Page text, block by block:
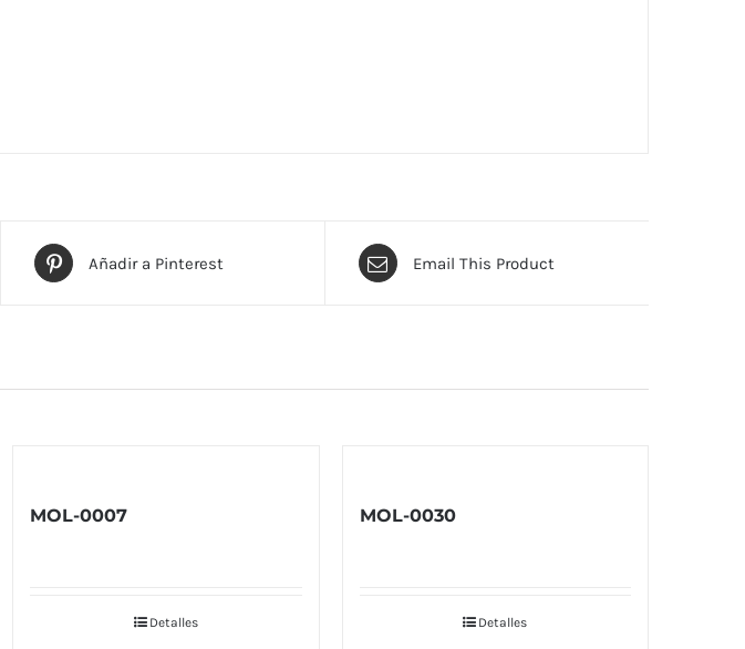
Añadir a Pinterest Email This Product
MOL-0007
Detalles
MOL-0030
Detalles